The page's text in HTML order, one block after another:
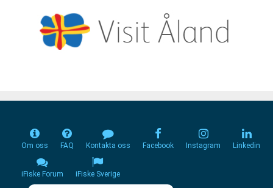
Om oss FAQ Kontakta oss Facebook Instagram Linkedin
iFiske Forum iFiske Sverige